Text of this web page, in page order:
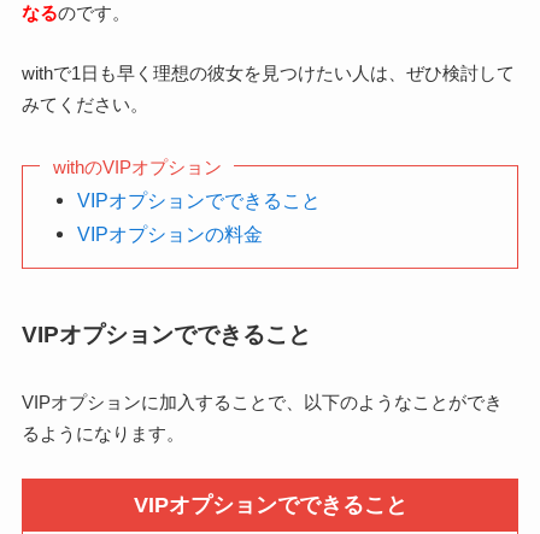
なるのです。
withで1日も早く理想の彼女を見つけたい人は、ぜひ検討して
みてください。
withのVIPオプション
VIPオプションでできること
VIPオプションの料金
VIPオプションでできること
VIPオプションに加入することで、以下のようなことができ
るようになります。
VIPオプションでできること